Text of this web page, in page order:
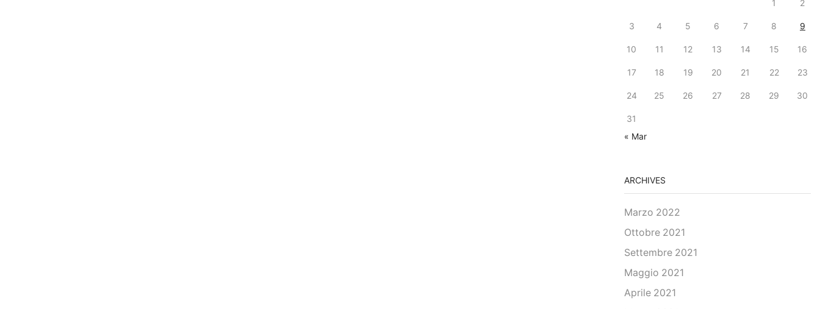
1 2
3 4 5 6 7 8 9
10 11 12 13 14 15 16
17 18 19 20 21 22 23
24 25 26 27 28 29 30
31
« Mar
ARCHIVES
Marzo 2022
Ottobre 2021
Settembre 2021
Maggio 2021
Aprile 2021